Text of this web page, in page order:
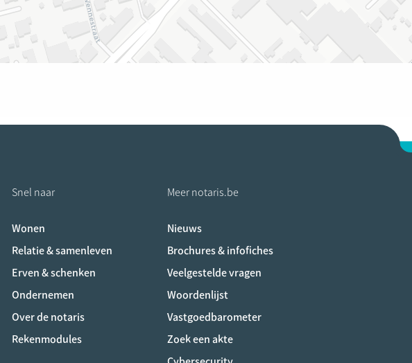
sociaux
Snel naar
Wonen
Relatie & samenleven
Erven & schenken
Ondernemen
Over de notaris
Rekenmodules
Meer notaris.be
Nieuws
Brochures & infofiches
Veelgestelde vragen
Woordenlijst
Vastgoedbarometer
Zoek een akte